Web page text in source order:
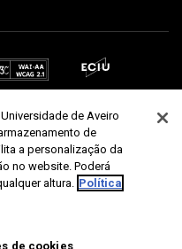
de Aveiro
de
a personalização da
no website. Poderá
altura. Política
de cookies